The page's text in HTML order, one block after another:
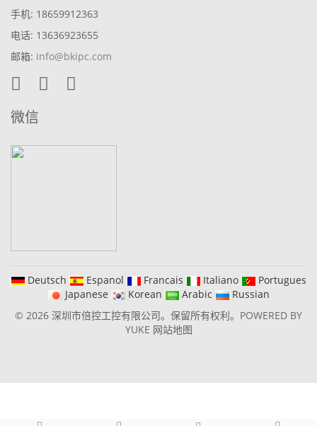
手机: 18659912363
电话: 13636923655
邮箱: info@bkipc.com
微信
Deutsch Espanol Francais Italiano
Portugues
Japanese
Korean Arabic
Russian
© 2026 深圳市倍控工控有限公司。保留所有权利。 POWERED BY
YUKE 网站地图